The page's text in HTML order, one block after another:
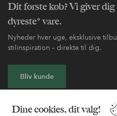
Dine cookies, dit valg!
Dit første køb? Vi giver dig
dyreste* vare.
Nyheder hver uge, eksklusive
stilinspiration – direkte til dig.
Bliv kunde